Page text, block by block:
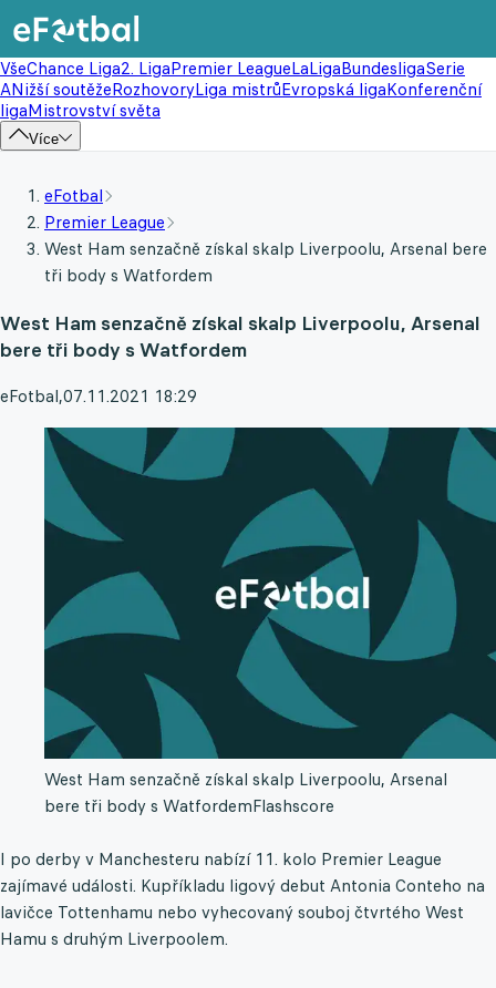
VšeChance Liga2. LigaPremier LeagueLaLigaBundesligaSerie
ANižší soutěžeRozhovoryLiga mistrůEvropská ligaKonferenční
ligaMistrovství světa
Více
eFotbal
Premier League
West Ham senzačně získal skalp Liverpoolu, Arsenal bere
tři body s Watfordem
West Ham senzačně získal skalp Liverpoolu, Arsenal
bere tři body s Watfordem
eFotbal,07.11.2021 18:29
West Ham senzačně získal skalp Liverpoolu, Arsenal
bere tři body s WatfordemFlashscore
I po derby v Manchesteru nabízí 11. kolo Premier League
zajímavé události. Kupříkladu ligový debut Antonia Conteho na
lavičce Tottenhamu nebo vyhecovaný souboj čtvrtého West
Hamu s druhým Liverpoolem.